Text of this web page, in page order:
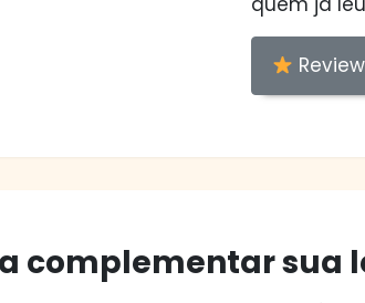
complementar sua